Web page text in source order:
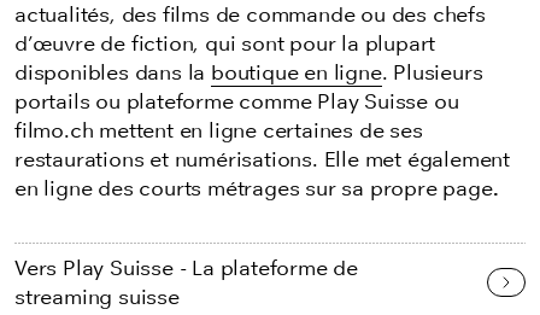
actualités, des films de commande ou des chefs
d’œuvre de fiction, qui sont pour la plupart
disponibles dans la boutique en ligne. Plusieurs
portails ou plateforme comme Play Suisse ou
filmo.ch mettent en ligne certaines de ses
restaurations et numérisations. Elle met également
en ligne des courts métrages sur sa propre page.
Vers Play Suisse - La plateforme de
streaming suisse